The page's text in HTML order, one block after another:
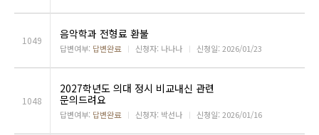
1049 음악학과 전형료 환불
답변여부: 답변완료 ㅣ 신청자: 나나나 ㅣ 신청일: 2026/01/23
1048
2027학년도 의대 정시 비교내신 관련
문의드려요
답변여부: 답변완료 ㅣ 신청자: 박선나 ㅣ 신청일: 2026/01/16